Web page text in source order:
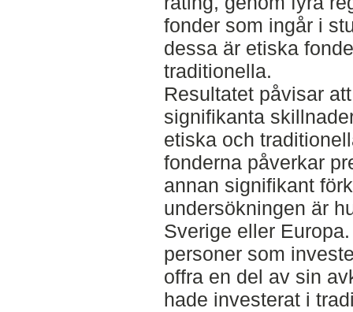
fonder som ingår i
dessa är etiska
traditionella.
Resultatet påvisar
signifikanta
etiska och
fonderna påverkar
annan signifikant
undersökningen är
Sverige eller
personer som
offra en del av sin
hade investerat i